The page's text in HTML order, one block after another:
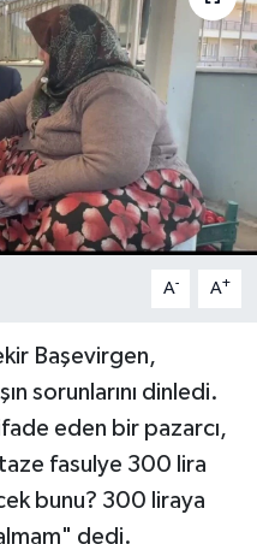
A- A+
Başevirgen,
sorunlarını dinledi.
eden bir pazarcı,
taze fasulye 300 lira
bunu? 300 liraya
dedi.